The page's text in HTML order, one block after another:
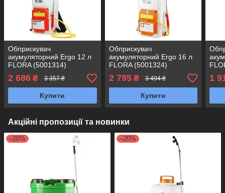
Обприскувач
акумуляторний Ergo 12 л
FLORA (5001314)
2 686 ₴ 3 357 ₴
Купити
Обприскувач
акумуляторний Ergo 16 л
FLORA (5001324)
2 795₴ 3 494 ₴
Купити
1
Акційні пропозиції та новинки
–20% –20%